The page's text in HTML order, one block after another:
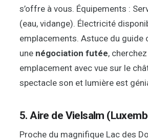
s’offre à vous. Équipements :
(eau, vidange). Électricité
emplacements. Astuce du guide
une négociation futée,
emplacement avec vue sur le
spectacle son et lumière est
5. Aire de Vielsalm
Proche du magnifique Lac des